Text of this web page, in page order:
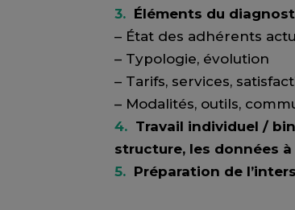
Éléments du
– État des adhérents
– Typologie, évolution
– Tarifs, services,
– Modalités, outils,
Travail individuel /
structure, les données
Préparation de